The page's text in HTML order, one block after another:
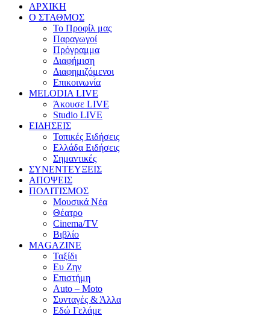
ΑΡΧΙΚΗ
Ο ΣΤΑΘΜΟΣ
Το Προφίλ μας
Παραγωγοί
Πρόγραμμα
Διαφήμιση
Διαφημιζόμενοι
Επικοινωνία
MELODIA LIVE
Άκουσε LIVE
Studio LIVE
ΕΙΔΗΣΕΙΣ
Τοπικές Ειδήσεις
Ελλάδα Ειδήσεις
Σημαντικές
ΣΥΝΕΝΤΕΥΞΕΙΣ
ΑΠΟΨΕΙΣ
ΠΟΛΙΤΙΣΜΟΣ
Μουσικά Νέα
Θέατρο
Cinema/TV
Βιβλίο
MAGAZINE
Ταξίδι
Ευ Ζην
Επιστήμη
Auto – Moto
Συνταγές & Άλλα
Εδώ Γελάμε